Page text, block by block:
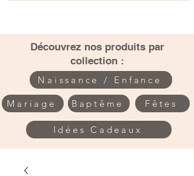
​Découvrez nos produits par
collection :
Naissance / Enfance
Mariage Baptême Fêtes
Idées Cadeaux